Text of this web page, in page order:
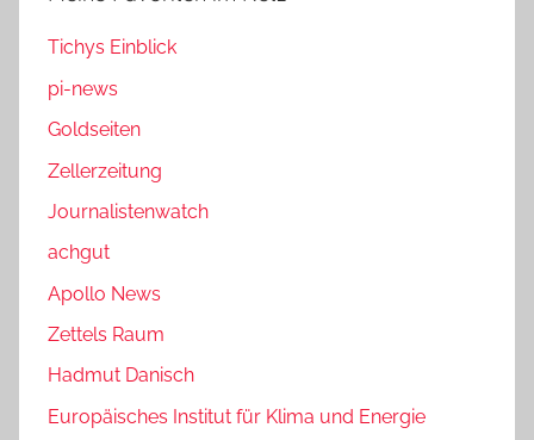
Tichys Einblick
pi-news
Goldseiten
Zellerzeitung
Journalistenwatch
achgut
Apollo News
Zettels Raum
Hadmut Danisch
Europäisches Institut für Klima und Energie